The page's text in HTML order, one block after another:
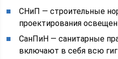
СНиП — строительные
проектирования
СанПиН — санитарные
включают в себя всю